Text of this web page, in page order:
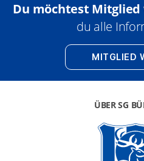
Du möchtest Mitglied
du alle
MITGLIED
ÜBER SG